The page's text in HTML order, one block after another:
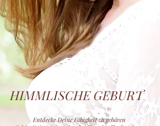
HIMMLISCHE GEBURT
Entdecke Deine Fähigkeit zu gebären